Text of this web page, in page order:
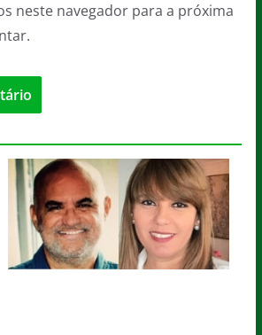
neste navegador para a próxima